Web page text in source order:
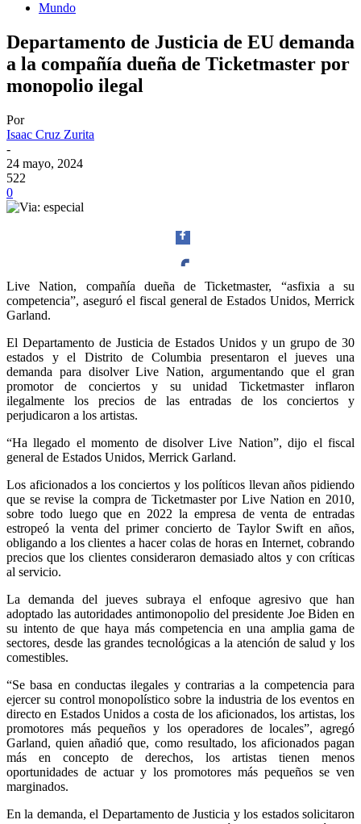
Mundo
Departamento de Justicia de EU demanda
a la compañía dueña de Ticketmaster por
monopolio ilegal
Por
Isaac Cruz Zurita
-
24 mayo, 2024
522
0
Facebook
Twitter
Whatsapp
Linkedin
Live Nation, compañía dueña de Ticketmaster, “asfixia a su
competencia”, aseguró el fiscal general de Estados Unidos, Merrick
Garland.
El Departamento de Justicia de Estados Unidos y un grupo de 30
estados y el Distrito de Columbia presentaron el jueves una
demanda para disolver Live Nation, argumentando que el gran
promotor de conciertos y su unidad Ticketmaster inflaron
ilegalmente los precios de las entradas de los conciertos y
perjudicaron a los artistas.
“Ha llegado el momento de disolver Live Nation”, dijo el fiscal
general de Estados Unidos, Merrick Garland.
Los aficionados a los conciertos y los políticos llevan años pidiendo
que se revise la compra de Ticketmaster por Live Nation en 2010,
sobre todo luego que en 2022 la empresa de venta de entradas
estropeó la venta del primer concierto de Taylor Swift en años,
obligando a los clientes a hacer colas de horas en Internet, cobrando
precios que los clientes consideraron demasiado altos y con críticas
al servicio.
La demanda del jueves subraya el enfoque agresivo que han
adoptado las autoridades antimonopolio del presidente Joe Biden en
su intento de que haya más competencia en una amplia gama de
sectores, desde las grandes tecnológicas a la atención de salud y los
comestibles.
“Se basa en conductas ilegales y contrarias a la competencia para
ejercer su control monopolístico sobre la industria de los eventos en
directo en Estados Unidos a costa de los aficionados, los artistas, los
promotores más pequeños y los operadores de locales”, agregó
Garland, quien añadió que, como resultado, los aficionados pagan
más en concepto de derechos, los artistas tienen menos
oportunidades de actuar y los promotores más pequeños se ven
marginados.
En la demanda, el Departamento de Justicia y los estados solicitaron